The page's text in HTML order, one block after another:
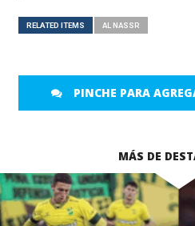
RELATED ITEMS AL NASSR
PINCHE PARA
MÁS DE